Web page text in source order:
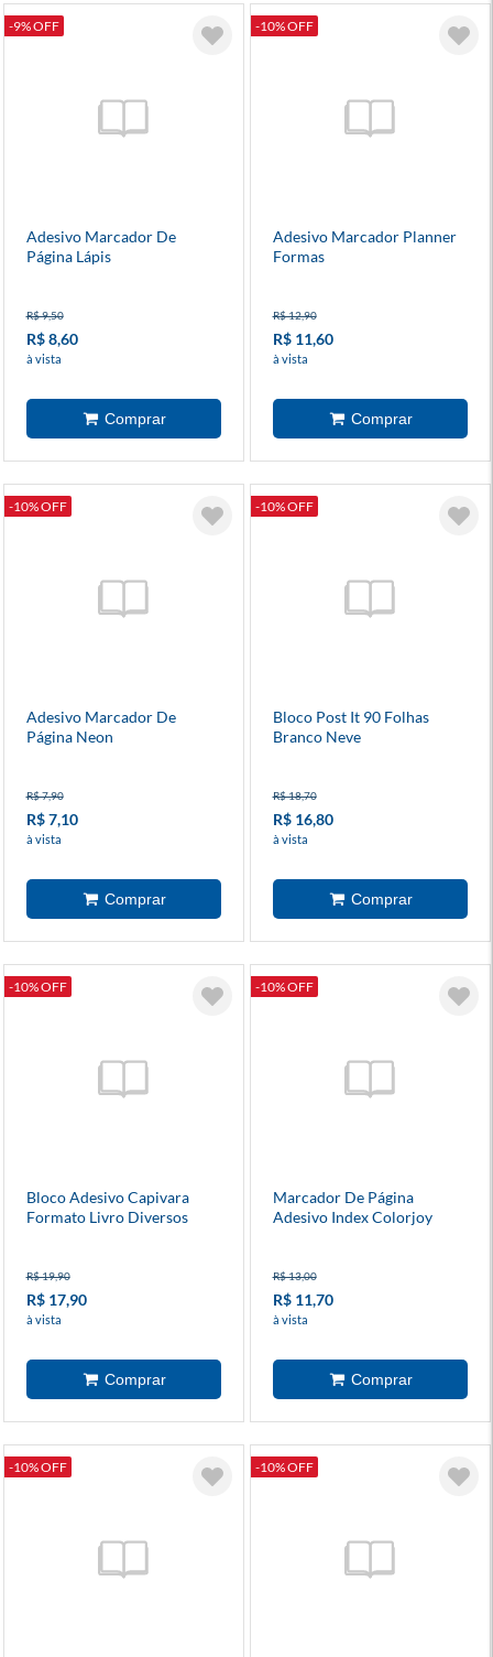
-9% OFF
Adesivo Marcador De
Página Lápis
R$ 9,50
R$ 8,60
à vista
-10% OFF
Adesivo Marcador Planner
Formas
R$ 12,90
R$ 11,60
à vista
-10% OFF
Adesivo Marcador De
Página Neon
R$ 7,90
R$ 7,10
à vista
-10% OFF
Bloco Post It 90 Folhas
Branco Neve
R$ 18,70
R$ 16,80
à vista
-10% OFF
Bloco Adesivo Capivara
Formato Livro Diversos
R$ 19,90
R$ 17,90
à vista
-10% OFF
Marcador De Página
Adesivo Index Colorjoy
R$ 13,00
R$ 11,70
à vista
-10% OFF -10% OFF